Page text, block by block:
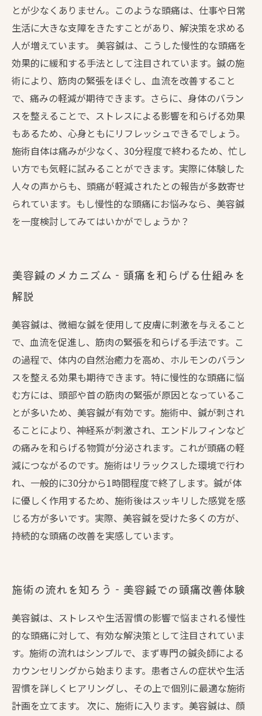
とが少なくありません。このような頭痛は、仕事や日常
生活に大きな支障をきたすことがあり、解決策を求める
人が増えています。 美容鍼は、こうした慢性的な頭痛を
効果的に緩和する手法として注目されています。鍼の施
術により、筋肉の緊張をほぐし、血流を改善すること
で、痛みの軽減が期待できます。さらに、身体のバラン
スを整えることで、ストレスによる影響を和らげる効果
もあるため、心身ともにリフレッシュできるでしょう。
施術自体は痛みが少なく、30分程度で終わるため、忙し
い方でも気軽に試みることができます。実際に体験した
人々の声からも、頭痛が軽減されたとの報告が多数寄せ
られています。もし慢性的な頭痛にお悩みなら、美容鍼
を一度検討してみてはいかがでしょうか？
美容鍼のメカニズム - 頭痛を和らげる仕組みを
解説
美容鍼は、微細な鍼を使用して皮膚に刺激を与えること
で、血流を促進し、筋肉の緊張を和らげる手法です。こ
の過程で、体内の自然治癒力を高め、ホルモンのバラン
スを整える効果も期待できます。特に慢性的な頭痛に悩
む方には、頭部や首の筋肉の緊張が原因となっているこ
とが多いため、美容鍼が有効です。施術中、鍼が刺され
ることにより、神経系が刺激され、エンドルフィンなど
の痛みを和らげる物質が分泌されます。これが頭痛の軽
減につながるのです。施術はリラックスした環境で行わ
れ、一般的に30分から1時間程度で終了します。鍼が体
に優しく作用するため、施術後はスッキリした感覚を感
じる方が多いです。実際、美容鍼を受けた多くの方が、
持続的な頭痛の改善を実感しています。
施術の流れを知ろう - 美容鍼での頭痛改善体験
美容鍼は、ストレスや生活習慣の影響で悩まされる慢性
的な頭痛に対して、有効な解決策として注目されていま
す。施術の流れはシンプルで、まず専門の鍼灸師による
カウンセリングから始まります。患者さんの症状や生活
習慣を詳しくヒアリングし、その上で個別に最適な施術
計画を立てます。 次に、施術に入ります。美容鍼は、顔